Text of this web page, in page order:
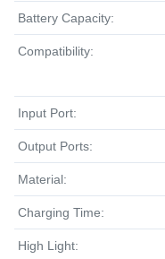
Battery Capacity:
Compatibility:
Input Port:
Output Ports:
Material:
Charging Time:
High Light: